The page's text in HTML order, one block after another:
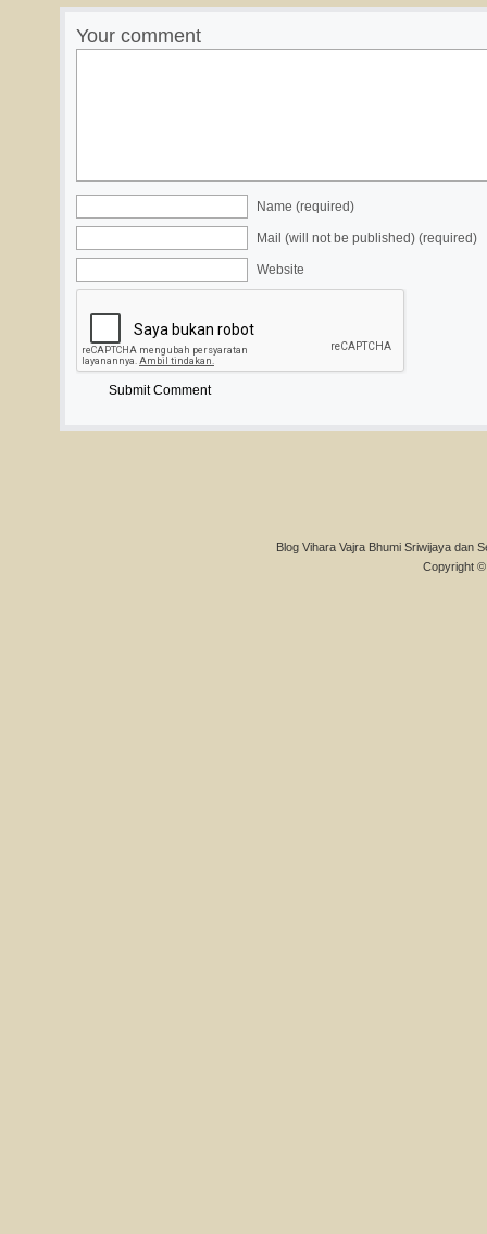
Your comment
Name (required)
Mail (will not be published) (required)
Website
Blog Vihara Vajra Bhumi Sriwijaya dan
Copyright ©